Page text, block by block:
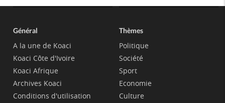
Général
A la une de Koaci
Koaci Côte d'Ivoire
Koaci Afrique
Archives Koaci
Conditions d'utilisation
Thèmes
Politique
Société
Sport
Economie
Culture